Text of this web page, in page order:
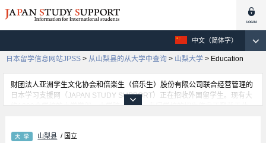
中文（简体字）
日本留学信息网站JPSS > 从山梨县的从大学中查询 > 山梨大学 > Education
财团法人亚洲学生文化协会和倍楽生（倍乐生）股份有限公司联合经营管理的
日本学习支援网（JAPAN STUDY SUPPORT）正在招收外国留学生。现有大
约1300个学校的大学学部、大学院、短大、专门学校的招生信息正登载于此
部、Medicine 学部、Life and Environmental Sciences 学部等各学部的不同
山梨县 / 国立